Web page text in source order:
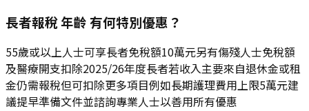
長者報稅 年齡 有何特別優惠？
55歲或以上人士可享長者免稅額10萬元另有傷殘人士免稅額
及醫療開支扣除2025/26年度長者若收入主要來自退休金或租
金仍需報稅但可扣除更多項目例如長期護理費用上限5萬元建
議提早準備文件並諮詢專業人士以善用所有優惠